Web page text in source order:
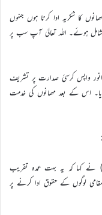
کا شکریہ ادا کرتا ہوں جنہوں
ہوئے۔ اللہ تعالیٰ آپ سب پر
واپس کرسیٔ صدارت پر تشریف
اس کے بعد مہمانوں کی خدمت
٭وارِکشئر پولیس کے نمائندہ نِیوْ ملک (Nav Malik) نے کہا کہ یہ بہت عمدہ تقریب
لوگوں کے حقوق ادا کرنے پر